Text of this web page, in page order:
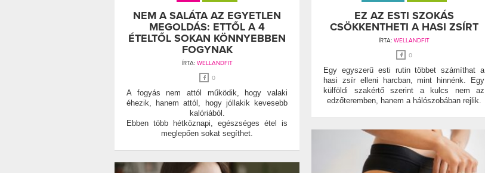
NEM A SALÁTA AZ EGYETLEN
MEGOLDÁS: ETTŐL A 4
ÉTELTŐL SOKAN KÖNNYEBBEN
FOGYNAK
ÍRTA: WELLANDFIT
0
A fogyás nem attól működik, hogy valaki
éhezik, hanem attól, hogy jóllakik kevesebb
kalóriából.
Ebben több hétköznapi, egészséges étel is
meglepően sokat segíthet.
EZ AZ ESTI SZOKÁS
CSÖKKENTHETI A HASI ZSÍRT
ÍRTA: WELLANDFIT
0
Egy egyszerű esti rutin többet számíthat a
hasi zsír elleni harcban, mint hinnénk. Egy
külföldi szakértő szerint a kulcs nem az
edzőteremben, hanem a hálószobában rejlik.